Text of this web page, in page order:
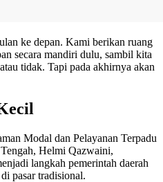
ke depan. Kami berikan ruang
secara mandiri dulu, sambil kita
tidak. Tapi pada akhirnya akan
Modal dan Pelayanan Terpadu
Helmi Qazwaini,
langkah pemerintah daerah
pasar tradisional.